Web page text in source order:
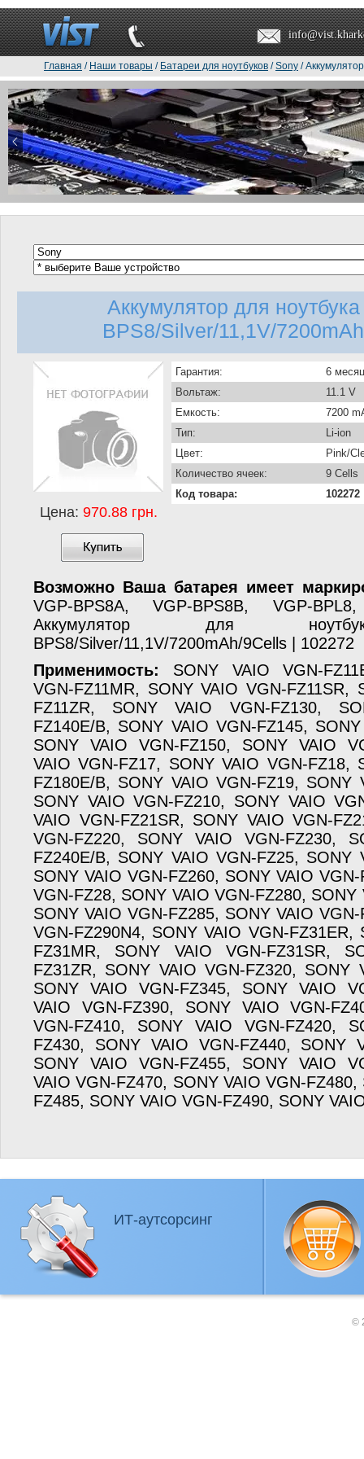
Главная / Наши товары / Батареи для ноутбуков /Sony /
Аккумулятор для
BPS8/Silver/11,1V/
Цена: 970.88 грн.
Гарантия:
6
Вольтаж:
11.1 V
Емкость:
7200
Тип:
Li-ion
Цвет:
Pink/
Количество ячеек:
9 Cells
Код товара:
102272
Возможно Ваша батарея имеет
VGP-BPS8A, VGP-BPS8B, VGP-
Аккумулятор для
BPS8/Silver/11,1V/7200mAh/9Cells | 102272
Применимость: SONY VAIO VGN-
VGN-FZ11MR, SONY VAIO VGN-FZ11SR,
FZ11ZR, SONY VAIO VGN-FZ130,
FZ140E/B, SONY VAIO VGN-FZ145,
SONY VAIO VGN-FZ150, SONY VAIO
VAIO VGN-FZ17, SONY VAIO VGN-FZ18,
FZ180E/B, SONY VAIO VGN-FZ19, SONY
SONY VAIO VGN-FZ210, SONY VAIO
VAIO VGN-FZ21SR, SONY VAIO VGN-
VGN-FZ220, SONY VAIO VGN-FZ230,
FZ240E/B, SONY VAIO VGN-FZ25, SONY
SONY VAIO VGN-FZ260, SONY VAIO
VGN-FZ28, SONY VAIO VGN-FZ280, SONY
SONY VAIO VGN-FZ285, SONY VAIO
VGN-FZ290N4, SONY VAIO VGN-FZ31ER,
FZ31MR, SONY VAIO VGN-FZ31SR,
FZ31ZR, SONY VAIO VGN-FZ320, SONY
SONY VAIO VGN-FZ345, SONY VAIO
VAIO VGN-FZ390, SONY VAIO VGN-
VGN-FZ410, SONY VAIO VGN-FZ420,
FZ430, SONY VAIO VGN-FZ440, SONY
SONY VAIO VGN-FZ455, SONY VAIO
VAIO VGN-FZ470, SONY VAIO VGN-
FZ485, SONY VAIO VGN-FZ490, SONY
ИТ-аутсорсинг
©